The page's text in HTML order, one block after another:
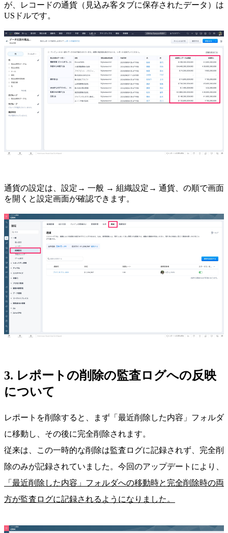
が、レコードの通貨（見込み客タブに保存されたデータ）は
USドルです。
通貨の設定は、設定→ 一般 → 組織設定→ 通貨、の順で画面
を開くと設定画面が確認できます。
3. レポートの削除の監査ログへの反映
について
レポートを削除すると、まず「最近削除した内容」フォルダ
に移動し、その後に完全削除されます。
従来は、この一時的な削除は監査ログに記録されず、完全削
除のみが記録されていました。今回のアップデートにより、
「最近削除した内容」フォルダへの移動時と完全削除時の両
方が監査ログに記録されるようになりました。